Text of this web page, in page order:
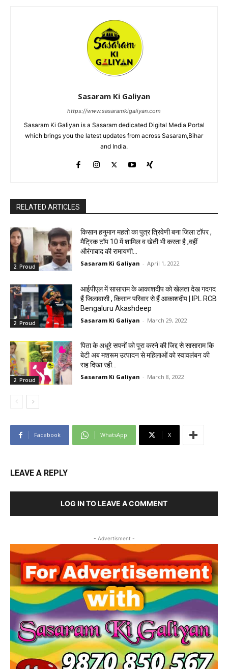
Sasaram Ki Galiyan
https://www.sasaramkigaliyan.com
Sasaram Ki Galiyan is a Sasaram dedicated Digital Media Portal
which brings you the latest updates from across Sasaram,Bihar
and India.
RELATED ARTICLES
2. Proud
किसान हनुमान महतो का पुत्र त्रिवेणी बना जिला टॉपर ,
मैट्रिक टॉप 10 में शामिल व खेती भी करता है ,वहीं
औरंगाबाद की रामायणी...
Sasaram Ki Galiyan - April 1, 2022
2. Proud
आईपीएल में सासाराम के आकाशदीप को खेलता देख गदगद
हैं जिलावासी , किसान परिवार से हैं आकाशदीप | IPL RCB
Bengaluru Akashdeep
Sasaram Ki Galiyan - March 29, 2022
2. Proud
पिता के अधूरे सपनों को पूरा करने की जिद्द से सासाराम कि
बेटी अब मशरूम उत्पादन से महिलाओं को स्वावलंबन की
राह दिखा रही...
Sasaram Ki Galiyan - March 8, 2022
Facebook WhatsApp X
LEAVE A REPLY
LOG IN TO LEAVE A COMMENT
- Advertisment -